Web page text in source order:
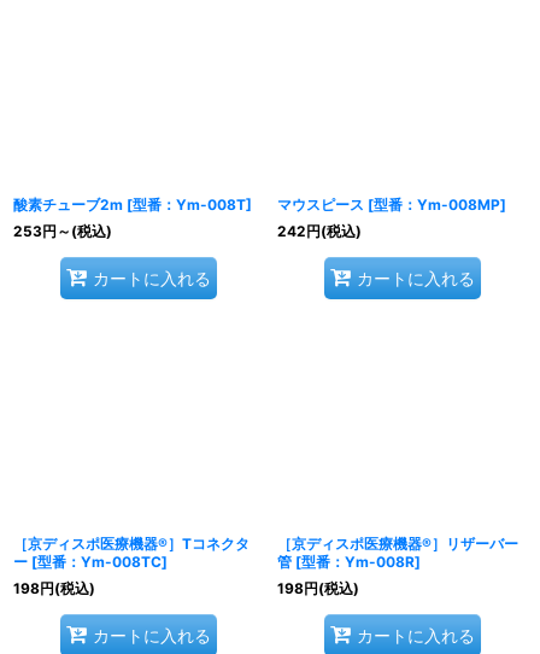
酸素チューブ2m [型番：Ym-008T]
253円 ～ (税込)
カートに入れる
マウスピース [型番：Ym-008MP]
242円(税込)
カートに入れる
［京ディスポ医療機器®］Tコネクタ
ー [型番：Ym-008TC]
198円(税込)
カートに入れる
［京ディスポ医療機器®］リザーバー
管 [型番：Ym-008R]
198円(税込)
カートに入れる